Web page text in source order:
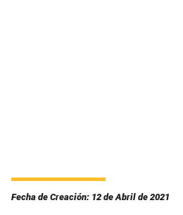
Fecha de Creación: 12 de Abril de 2021